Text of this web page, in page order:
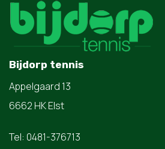
Bijdorp tennis
Appelgaard 13
6662 HK Elst
Tel: 0481-376713